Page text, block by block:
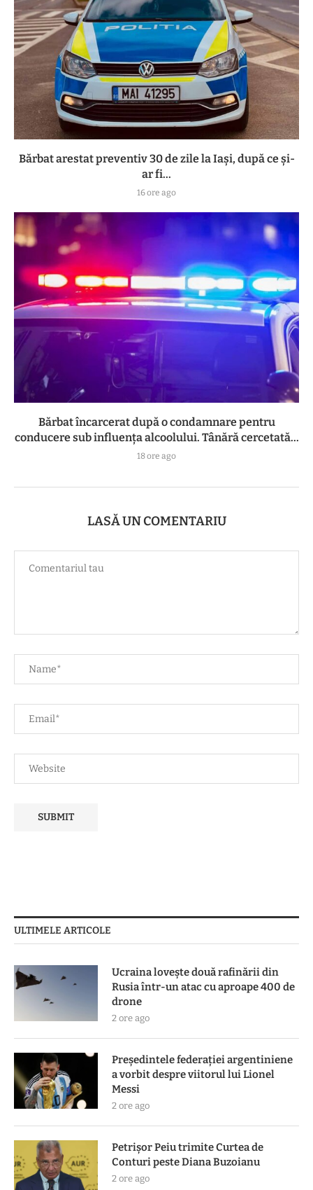
Bărbat arestat preventiv 30 de zile la Iași, după ce și-
ar fi...
16 ore ago
Bărbat încarcerat după o condamnare pentru
conducere sub influența alcoolului. Tânără cercetată...
18 ore ago
LASĂ UN COMENTARIU
ULTIMELE ARTICOLE
Ucraina lovește două rafinării din
Rusia într-un atac cu aproape 400 de
drone
2 ore ago
Președintele federației argentiniene
a vorbit despre viitorul lui Lionel
Messi
2 ore ago
Petrișor Peiu trimite Curtea de
Conturi peste Diana Buzoianu
2 ore ago